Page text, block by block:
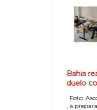
Bahia
duelo
Foto:
, à